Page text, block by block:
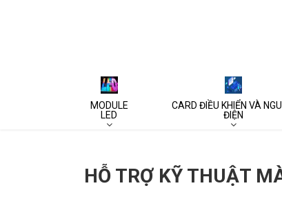
MODULE
LED
CARD ĐIỀU KHIỂN VÀ
ĐIỆN
HỖ TRỢ KỸ THUẬT